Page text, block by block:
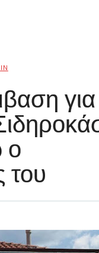
για
ο
του